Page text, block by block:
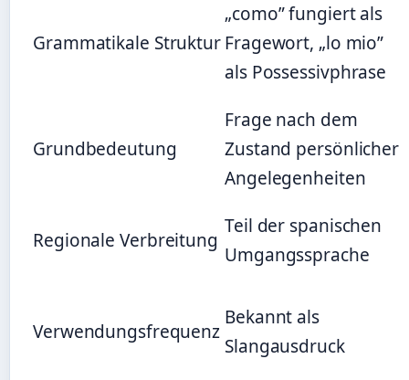
Grammatikale Struktur
„como” fungiert als
Fragewort, „lo mio”
als Possessivphrase
Grundbedeutung
Frage nach dem
Zustand persönlicher
Angelegenheiten
Regionale Verbreitung
Teil der spanischen
Umgangssprache
Verwendungsfrequenz
Bekannt als
Slangausdruck